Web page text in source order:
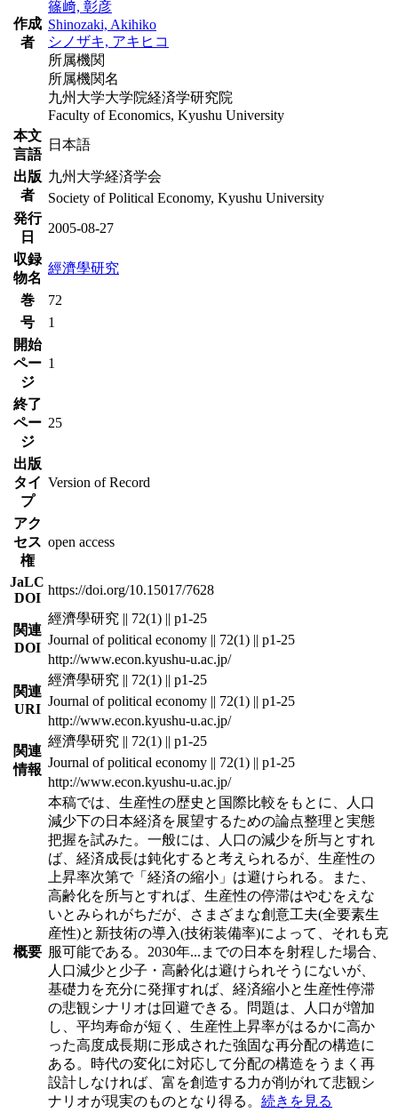
作成
者
篠﨑, 彰彦
Shinozaki, Akihiko
シノザキ, アキヒコ
所属機関
所属機関名
九州大学大学院経済学研究院
Faculty of Economics, Kyushu University
本文
言語
日本語
出版
者
九州大学経済学会
Society of Political Economy, Kyushu University
発行
日
2005-08-27
収録
物名
經濟學研究
巻
72
号
1
開始
ペー
ジ
1
終了
ペー
ジ
25
出版
タイ
プ
Version of Record
アク
セス
権
open access
JaLC
DOI
https://doi.org/10.15017/7628
関連
DOI
經濟學研究 || 72(1) || p1-25
Journal of political economy || 72(1) || p1-25
http://www.econ.kyushu-u.ac.jp/
関連
URI
經濟學研究 || 72(1) || p1-25
Journal of political economy || 72(1) || p1-25
http://www.econ.kyushu-u.ac.jp/
関連
情報
經濟學研究 || 72(1) || p1-25
Journal of political economy || 72(1) || p1-25
http://www.econ.kyushu-u.ac.jp/
概要
本稿では、生産性の歴史と国際比較をもとに、人口
減少下の日本経済を展望するための論点整理と実態
把握を試みた。一般には、人口の減少を所与とすれ
ば、経済成長は鈍化すると考えられるが、生産性の
上昇率次第で「経済の縮小」は避けられる。また、
高齢化を所与とすれば、生産性の停滞はやむをえな
いとみられがちだが、さまざまな創意工夫(全要素生
産性)と新技術の導入(技術装備率)によって、それも克
服可能である。2030年... までの日本を射程した場合、
人口減少と少子・高齢化は避けられそうにないが、
基礎力を充分に発揮すれば、経済縮小と生産性停滞
の悲観シナリオは回避できる。問題は、人口が増加
し、平均寿命が短く、生産性上昇率がはるかに高か
った高度成長期に形成された強固な再分配の構造に
ある。時代の変化に対応して分配の構造をうまく再
設計しなければ、富を創造する力が削がれて悲観シ
ナリオが現実のものとなり得る。 続きを見る